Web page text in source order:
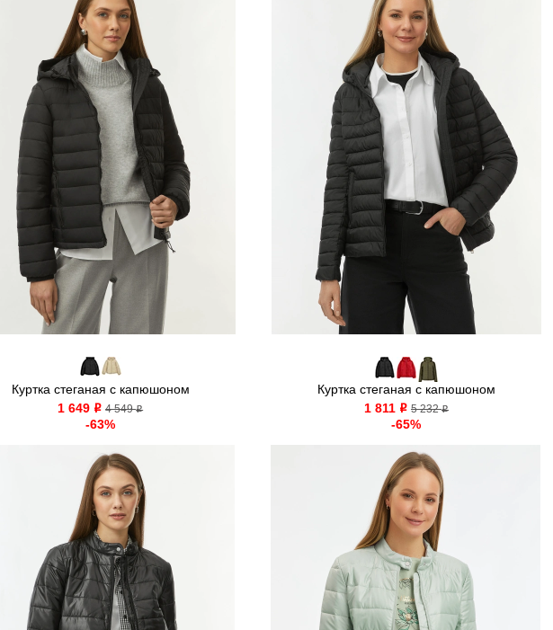
Куртка стеганая с капюшоном
1 649 o 4 549o
-63%
Куртка стеганая с капюшоном
1 811 o 5 232o
-65%